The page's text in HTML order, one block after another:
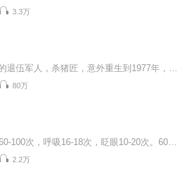
3.3万
80万
2.2万